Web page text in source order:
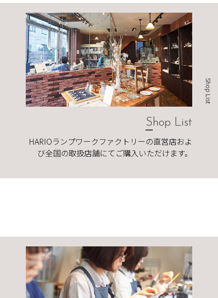
Shop List
Shop List
HARIOランプワークファクトリーの直営店およ
び全国の取扱店舗にてご購入いただけます。